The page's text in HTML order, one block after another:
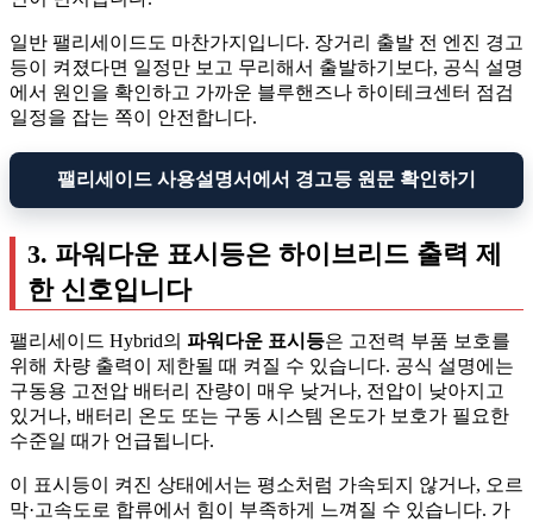
일반 팰리세이드도 마찬가지입니다. 장거리 출발 전 엔진 경고
등이 켜졌다면 일정만 보고 무리해서 출발하기보다, 공식 설명
에서 원인을 확인하고 가까운 블루핸즈나 하이테크센터 점검
일정을 잡는 쪽이 안전합니다.
팰리세이드 사용설명서에서 경고등 원문 확인하기
3. 파워다운 표시등은 하이브리드 출력 제
한 신호입니다
팰리세이드 Hybrid의 파워다운 표시등은 고전력 부품 보호를
위해 차량 출력이 제한될 때 켜질 수 있습니다. 공식 설명에는
구동용 고전압 배터리 잔량이 매우 낮거나, 전압이 낮아지고
있거나, 배터리 온도 또는 구동 시스템 온도가 보호가 필요한
수준일 때가 언급됩니다.
이 표시등이 켜진 상태에서는 평소처럼 가속되지 않거나, 오르
막·고속도로 합류에서 힘이 부족하게 느껴질 수 있습니다. 가